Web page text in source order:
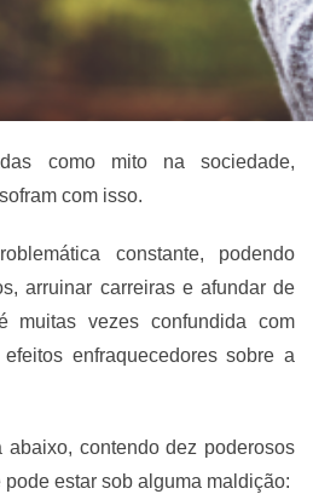
como mito na sociedade,
com isso.
constante, podendo
arruinar carreiras e afundar de
muitas vezes confundida com
enfraquecedores sobre a
contendo dez poderosos
estar sob alguma maldição: